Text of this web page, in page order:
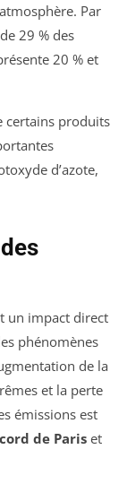
Par
29 % des
20 % et
certains produits
d’azote,
un impact direct
phénomènes
de la
et la perte
émissions est
de Pariset